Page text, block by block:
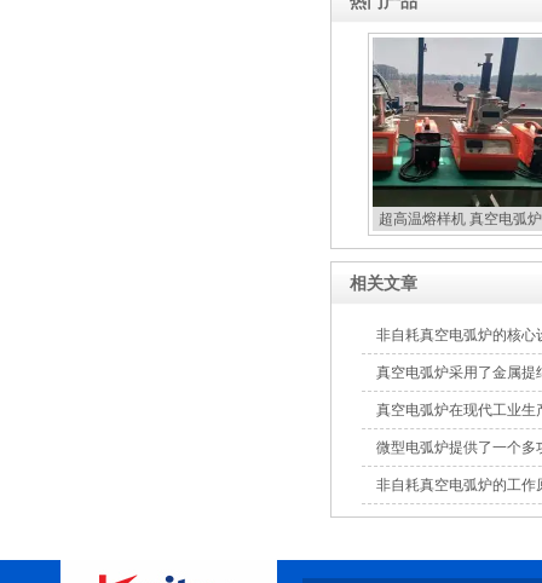
超高温熔样机 真空电弧
相关文章
非自耗真空电弧炉的核
真空电弧炉采用了金属提
真空电弧炉在现代工业
微型电弧炉提供了一个多
非自耗真空电弧炉的工